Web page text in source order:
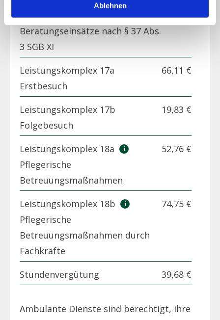
Ablehnen
Leistungskomplex 16
Beratungseinsätze nach § 37 Abs.
3 SGB XI
53,00 €
Leistungskomplex 17a
Erstbesuch
66,11 €
Leistungskomplex 17b
Folgebesuch
19,83 €
Leistungskomplex 18a
Pflegerische
Betreuungsmaßnahmen
52,76 €
Leistungskomplex 18b
Pflegerische
Betreuungsmaßnahmen durch
Fachkräfte
74,75 €
Stundenvergütung 39,68 €
Ambulante Dienste sind berechtigt, ihre